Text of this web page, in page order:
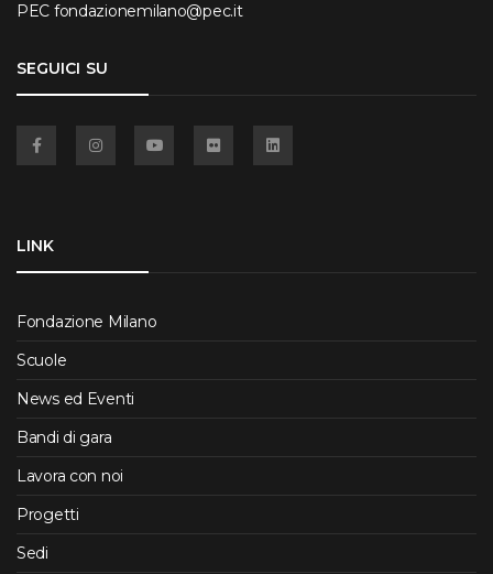
PEC fondazionemilano@pec.it
SEGUICI SU
LINK
Fondazione Milano
Scuole
News ed Eventi
Bandi di gara
Lavora con noi
Progetti
Sedi